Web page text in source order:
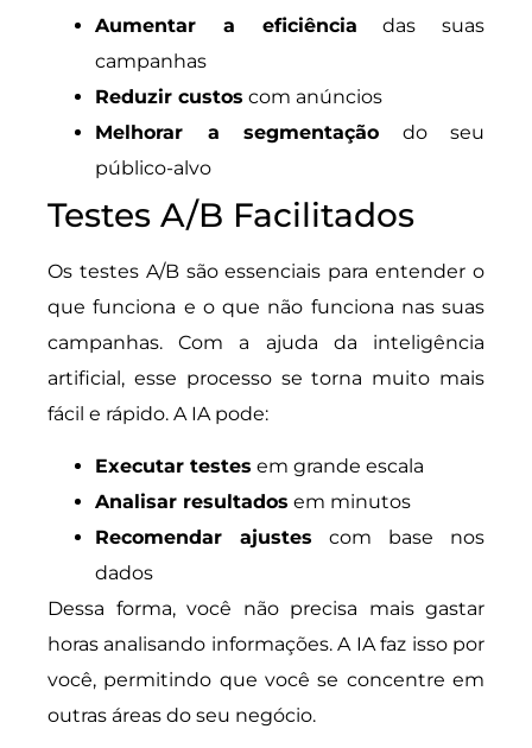
Aumentar a eficiência das suas
campanhas
Reduzir custos com anúncios
Melhorar a segmentação do seu
público-alvo
Testes A/B Facilitados
Os testes A/B são essenciais para entender o
que funciona e o que não funciona nas suas
campanhas. Com a ajuda da inteligência
artificial, esse processo se torna muito mais
fácil e rápido. A IA pode:
Executar testes em grande escala
Analisar resultados em minutos
Recomendar ajustes com base nos
dados
Dessa forma, você não precisa mais gastar
horas analisando informações. A IA faz isso por
você, permitindo que você se concentre em
outras áreas do seu negócio.